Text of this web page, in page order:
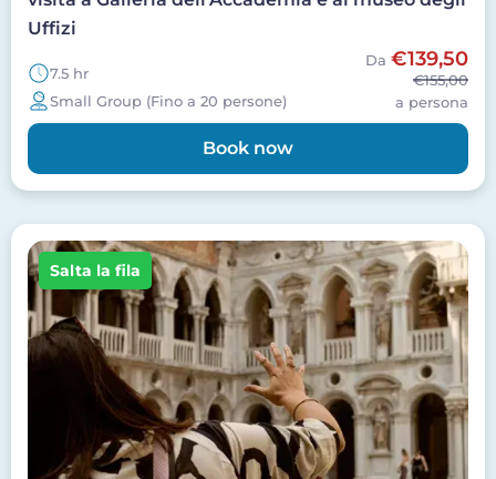
Uffizi
7.5 hr
Small Group (Fino a 20 persone)
Da €139,50
€155,00
a persona
Book now
Image
Salta la fila